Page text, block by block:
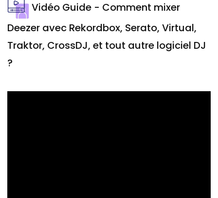
Vidéo Guide - Comment mixer
Deezer avec Rekordbox, Serato, Virtual,
Traktor, CrossDJ, et tout autre logiciel DJ
?